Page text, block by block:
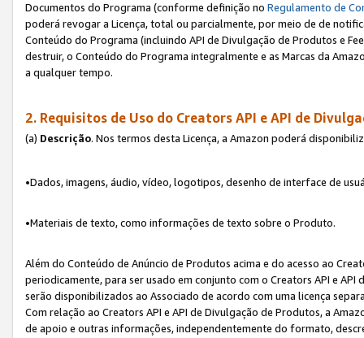
Documentos do Programa (conforme definição no Regulamento de
poderá revogar a Licença, total ou parcialmente, por meio de de
Conteúdo do Programa (incluindo API de Divulgação de Produtos e
destruir, o Conteúdo do Programa integralmente e as Marcas da
a qualquer tempo.
2. Requisitos de Uso do Creators API e API de
(a) Descrição. Nos termos desta Licença, a Amazon poderá
•Dados, imagens, áudio, vídeo, logotipos, desenho de interface de
•Materiais de texto, como informações de texto sobre o Produto.
Além do Conteúdo de Anúncio de Produtos acima e do acesso ao
periodicamente, para ser usado em conjunto com o Creators API e
serão disponibilizados ao Associado de acordo com uma licença
Com relação ao Creators API e API de Divulgação de Produtos, a
de apoio e outras informações, independentemente do formato,